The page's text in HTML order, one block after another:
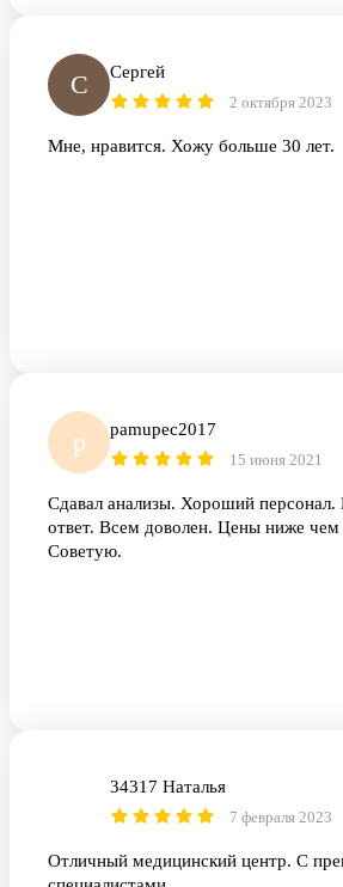
С Сергей
2 октября 2023
Мне, нравится. Хожу больше 30 лет.
p pamupec2017
15 июня 2021
Сдавал анализы. Хороший персонал.
ответ. Всем доволен. Цены ниже чем
Советую.
34317 Наталья
7 февраля 2023
Отличный медицинский центр. С